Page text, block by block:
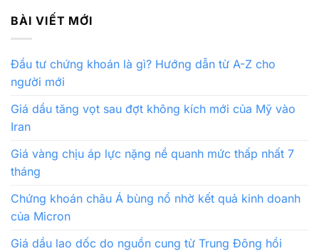
BÀI VIẾT MỚI
Đầu tư chứng khoán là gì? Hướng dẫn từ A-Z cho
người mới
Giá dầu tăng vọt sau đợt không kích mới của Mỹ vào
Iran
Giá vàng chịu áp lực nặng nề quanh mức thấp nhất 7
tháng
Chứng khoán châu Á bùng nổ nhờ kết quả kinh doanh
của Micron
Giá dầu lao dốc do nguồn cung từ Trung Đông hồi